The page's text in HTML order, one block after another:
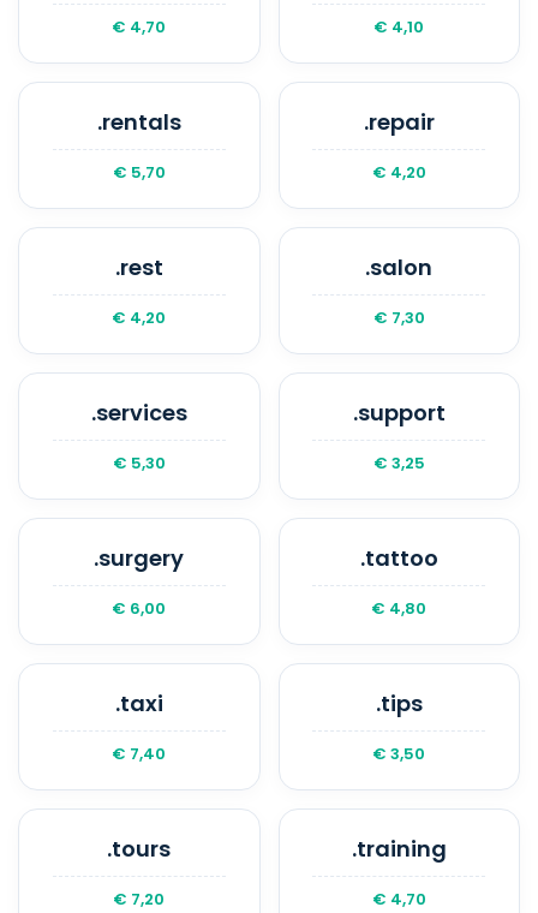
€ 4,70 € 4,10
.rentals
€ 5,70
.repair
€ 4,20
.rest
€ 4,20
.salon
€ 7,30
.services
€ 5,30
.support
€ 3,25
.surgery
€ 6,00
.tattoo
€ 4,80
.taxi
€ 7,40
.tips
€ 3,50
.tours
€ 7,20
.training
€ 4,70